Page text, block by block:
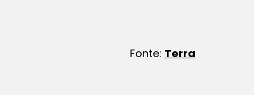
Fonte: Terra